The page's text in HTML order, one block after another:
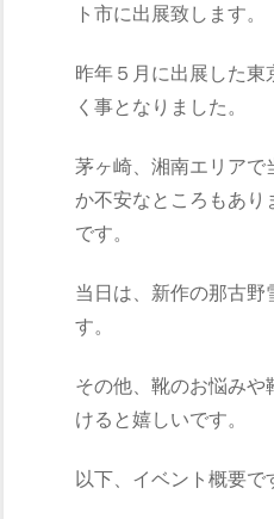
ト市に出展致します。
昨年５月に出展した
く事となりました。
茅ヶ崎、湘南エリアで
か不安なところもあり
です。
当日は、新作の那古
す。
その他、靴のお悩み
けると嬉しいです。
以下、イベント概要で